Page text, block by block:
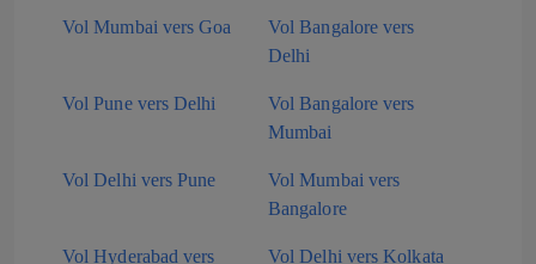
Vol Mumbai vers Goa
Vol Bangalore vers
Delhi
Vol Pune vers Delhi
Vol Bangalore vers
Mumbai
Vol Delhi vers Pune
Vol Mumbai vers
Bangalore
Vol Hyderabad vers
Vol Delhi vers Kolkata